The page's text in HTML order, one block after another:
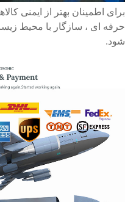
برای اطمینان بهتر از ایمنی
حرفه ای ، سازگار با محیط
شود.